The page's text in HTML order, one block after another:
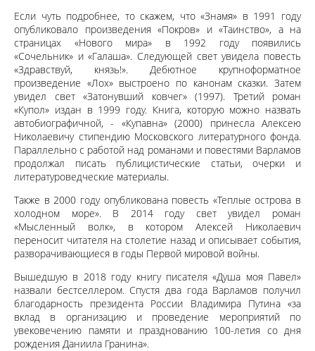
Если чуть подробнее, то скажем, что «Знамя» в 1991 году
опубликовало произведения «Покров» и «Таинство», а на
страницах «Нового мира» в 1992 году появились
«Сочельник» и «Галаша». Следующей свет увидела повесть
«Здравствуй, князь!». Дебютное крупноформатное
произведение «Лох» выстроено по канонам сказки. Затем
увидел свет «Затонувший ковчег» (1997). Третий роман
«Купол» издан в 1999 году. Книга, которую можно назвать
автобиографичной, - «Купавна» (2000) принесла Алексею
Николаевичу стипендию Московского литературного фонда.
Параллельно с работой над романами и повестями Варламов
продолжал писать публицистические статьи, очерки и
литературоведческие материалы.
Также в 2000 году опубликована повесть «Теплые острова в
холодном море». В 2014 году свет увидел роман
«Мысленный волк», в котором Алексей Николаевич
переносит читателя на столетие назад и описывает события,
разворачивающиеся в годы Первой мировой войны.
Вышедшую в 2018 году книгу писателя «Душа моя Павел»
назвали бестселлером. Спустя два года Варламов получил
благодарность президента России Владимира Путина «за
вклад в организацию и проведение мероприятий по
увековечению памяти и празднованию 100-летия со дня
рождения Даниила Гранина».